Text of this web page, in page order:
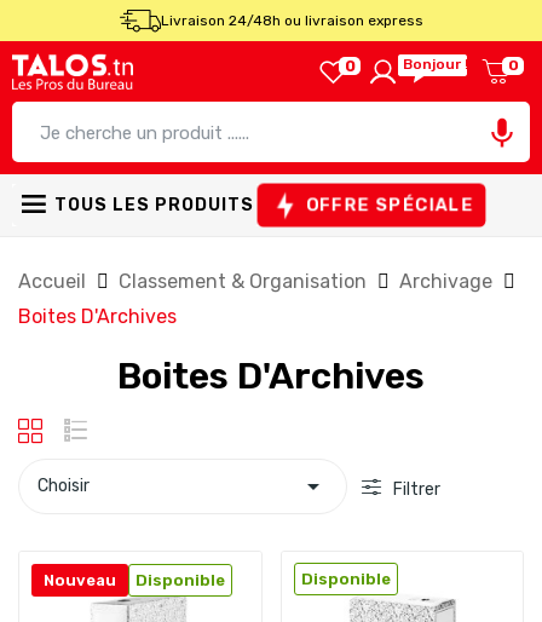
Livraison 24/48h ou livraison express
0 Bonjour ! 0

TOUS LES PRODUITS OFFRE SPÉCIALE
Accueil Classement & Organisation
Archivage
Boites D'Archives
Boites D'Archives
Choisir  Filtrer
Nouveau Disponible Disponible